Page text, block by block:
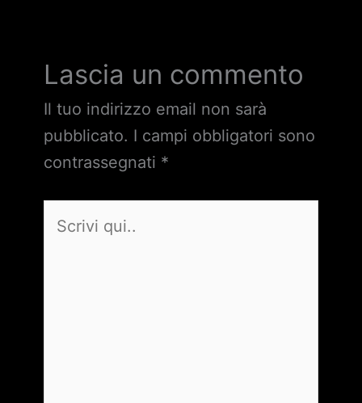
Lascia un commento
Il tuo indirizzo email non sarà
pubblicato. I campi obbligatori sono
contrassegnati *
qui..